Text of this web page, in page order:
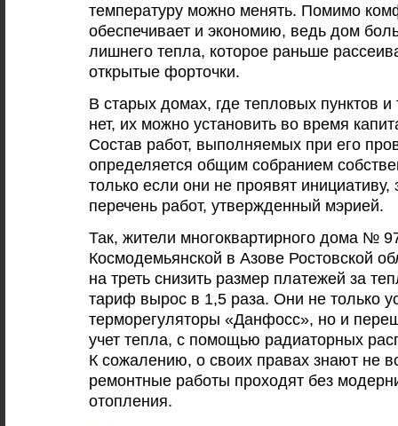
температуру можно менять. Помимо
обеспечивает и экономию, ведь дом
лишнего тепла, которое раньше
открытые форточки.
В старых домах, где тепловых пунктов и
нет, их можно установить во время
Состав работ, выполняемых при его
определяется общим собранием
только если они не проявят инициативу,
перечень работ, утвержденный мэрией.
Так, жители многоквартирного дома №
Космодемьянской в Азове Ростовской
на треть снизить размер платежей за
тариф вырос в 1,5 раза. Они не только
терморегуляторы «Данфосс», но и
учет тепла, с помощью радиаторных
К сожалению, о своих правах знают не
ремонтные работы проходят без
отопления.